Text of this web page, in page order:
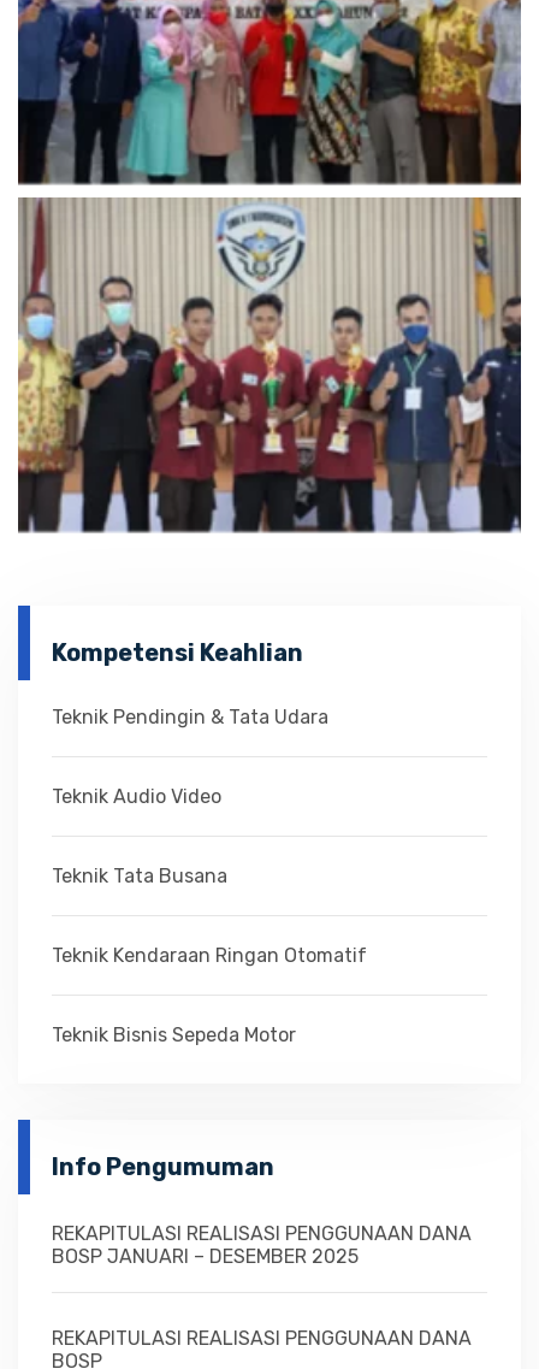
Kompetensi Keahlian
Teknik Pendingin & Tata Udara
Teknik Audio Video
Teknik Tata Busana
Teknik Kendaraan Ringan Otomatif
Teknik Bisnis Sepeda Motor
Info Pengumuman
REKAPITULASI REALISASI PENGGUNAAN DANA
BOSP JANUARI – DESEMBER 2025
REKAPITULASI REALISASI PENGGUNAAN DANA
BOSP